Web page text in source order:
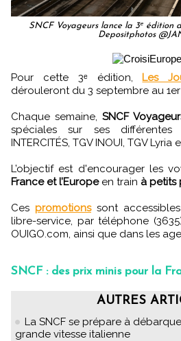
SNCF Voyageurs lance la 3ᵉ édition
Depositphotos
Pour cette 3ᵉ édition, Les
dérouleront du 3 septembre au
Chaque semaine, SNCF
spéciales sur ses différentes
INTERCITÉS, TGV INOUI, TGV Lyria
L’objectif est d'encourager les
France et l’Europeen train à petits
Ces promotionssont
libre-service, par téléphone
OUIGO.com, ainsi que dans les
SNCF : des prix minis pour la
AUTRES
La SNCF se prépare à
grande vitesse italienne